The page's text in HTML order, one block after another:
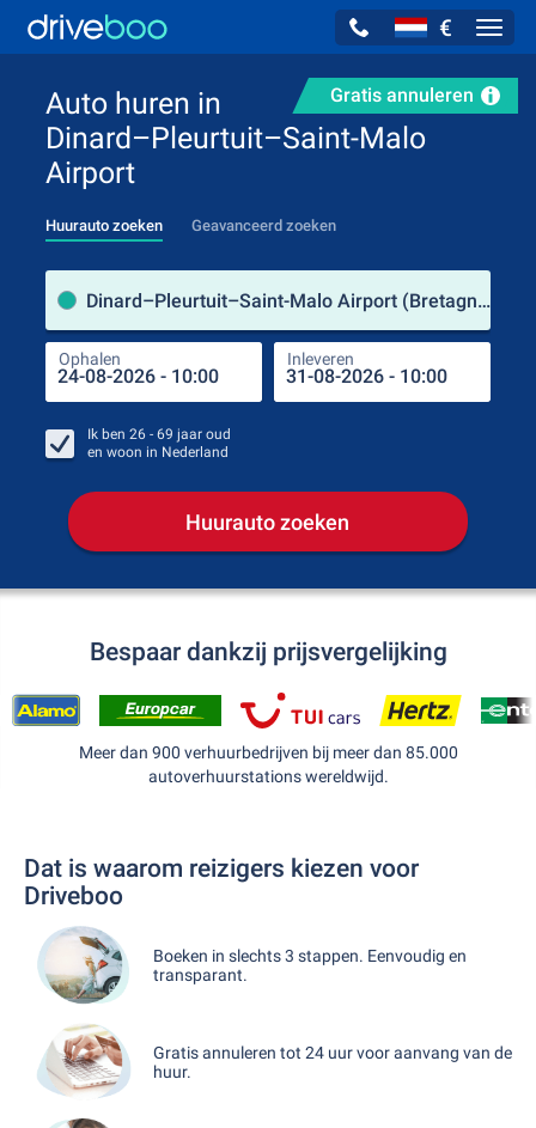
€
Gratis annuleren
Auto huren in
Dinard–Pleurtuit–Saint-Malo
Airport
Huurauto zoeken Geavanceerd zoeken
Dinard–Pleurtuit–Saint-Malo Airport (Bretagne / Frankrijk)
Ophalen Inleveren
Ik ben 26 - 69 jaar oud
en woon in Nederland
Huurauto zoeken
Bespaar dankzij prijsvergelijking
Meer dan 900 verhuurbedrijven bij meer dan 85.000
autoverhuurstations wereldwijd.
Dat is waarom reizigers kiezen voor
Driveboo
Boeken in slechts 3 stappen. Eenvoudig en
transparant.
Gratis annuleren tot 24 uur voor aanvang van de
huur.